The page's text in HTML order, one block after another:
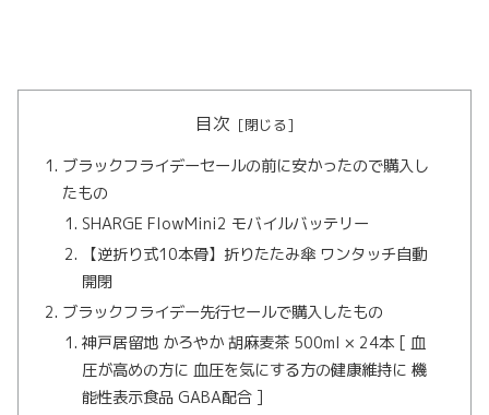
目次
ブラックフライデーセールの前に安かったので購入し
たもの
SHARGE FlowMini2 モバイルバッテリー
【逆折り式10本骨】折りたたみ傘 ワンタッチ自動
開閉
ブラックフライデー先行セールで購入したもの
神戸居留地 かろやか 胡麻麦茶 500ml × 24本 [ 血
圧が高めの方に 血圧を気にする方の健康維持に 機
能性表示食品 GABA配合 ]